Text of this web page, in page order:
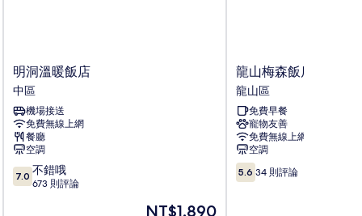
明
洞
溫
暖
飯
店
中
區
明洞溫暖飯店
中區
機場接送
免費無線上網
餐廳
空調
7.0
分，
7.0 不錯哦
673 則評論
現
NT$1,890
龍
山
梅
森
飯
店
龍
山
區
龍山梅森飯店
龍山區
免費早餐
寵物友善
免費無線上網
空調
5.6
分，
5.6 34 則評論